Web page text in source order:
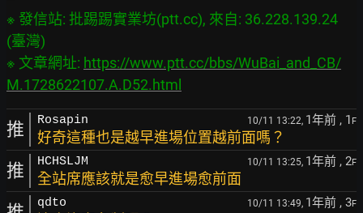
※ 發信站: 批踢踢實業坊(ptt.cc), 來自: 36.228.139.24
(臺灣)
※ 文章網址: https://www.ptt.cc/bbs/WuBai_and_CB/
M.1728622107.A.D52.html
推 Rosapin 10/11 13:22, 1年前 , 1 F
好奇這種也是越早進場位置越前面嗎？
推 HCHSLJM 10/11 13:25, 1年前 , 2F
全站席應該就是愈早進場愈前面
qdto 10/11 13:49, 1年前 , 3F